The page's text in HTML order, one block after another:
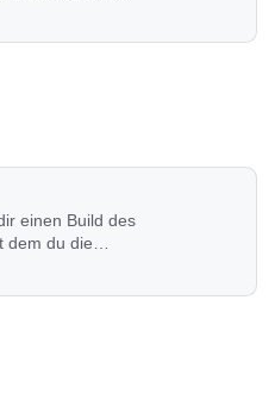
kannst.
einen Build des
dem du die